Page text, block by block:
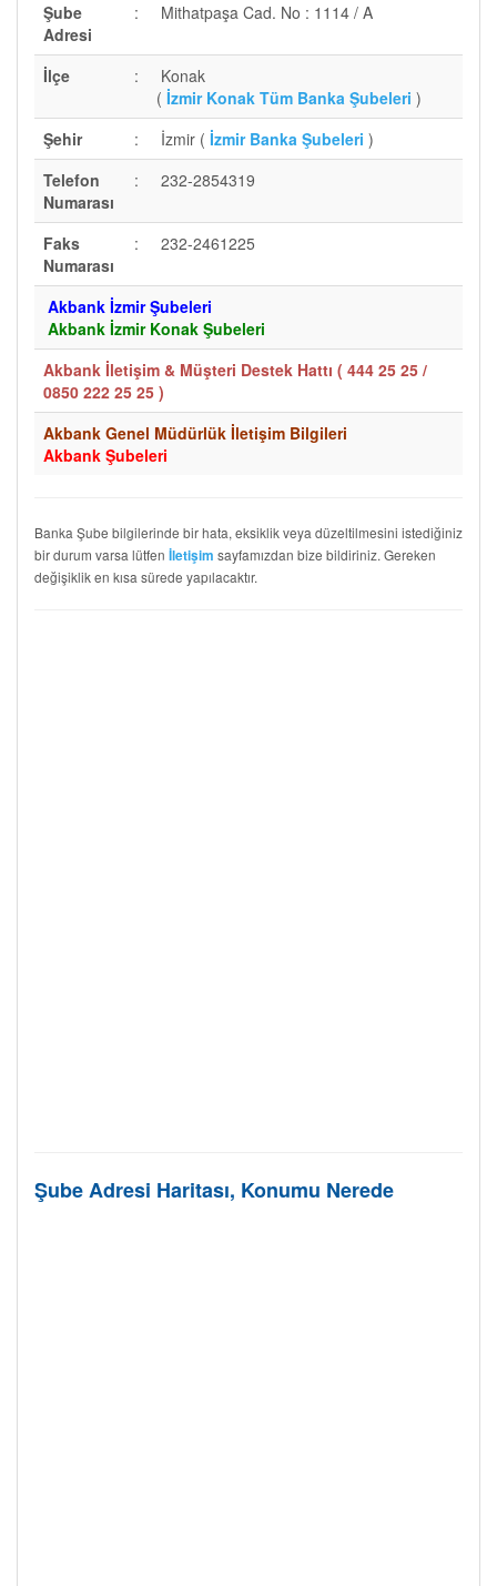
Şube
Adresi
: Mithatpaşa Cad. No : 1114 / A
İlçe :
Konak
( İzmir Konak Tüm Banka Şubeleri )
Şehir
: İzmir ( İzmir Banka Şubeleri )
Telefon
Numarası
: 232-2854319
Faks
Numarası
: 232-2461225
Akbank İzmir Şubeleri
Akbank İzmir Konak Şubeleri
Akbank İletişim & Müşteri Destek Hattı ( 444 25 25 /
0850 222 25 25 )
Akbank Genel Müdürlük İletişim Bilgileri
Akbank Şubeleri
Banka Şube bilgilerinde bir hata, eksiklik veya düzeltilmesini istediğiniz
bir durum varsa lütfen İletişim sayfamızdan bize bildiriniz. Gereken
değişiklik en kısa sürede yapılacaktır.
Şube Adresi Haritası, Konumu Nerede